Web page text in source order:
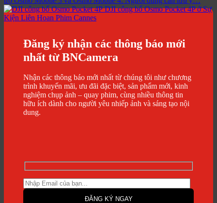
DJI công bố Osmo Pocket 4P ở Sự
Kiện Liên Hoan Phim Cannes
Đăng ký nhận các thông báo mới
nhất từ BNCamera
Nhận các thông báo mới nhất từ chúng tôi như chương
trình khuyến mãi, ưu đãi đặc biệt, sản phẩm mới, kinh
nghiệm chụp ảnh – quay phim, cùng nhiều thông tin
hữu ích dành cho người yêu nhiếp ảnh và sáng tạo nội
dung.